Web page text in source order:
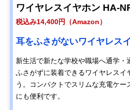
ワイヤレスイヤホン HA-
税込み14,400円（Amazon）
耳をふさがないワイヤレス
新生活で新たな学校や職場へ通学・
ふさがずに装着できるワイヤレスイ
う。コンパクトでスリムな充電ケー
にも便利です。